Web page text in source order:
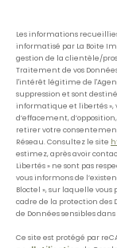
Les informations
informatisé par La Boite
gestion de la clientèle/
Traitement de vos
l'intérêt légitime de
suppression et sont
informatique et libertés »,
d’effacement,
retirer votre
Réseau. Consultez le site
estimez, après avoir
Libertés » ne sont pas
vous informons de
Bloctel », sur laquelle vous
cadre de la protection des
de Données sensibles
Ce site est protégé par